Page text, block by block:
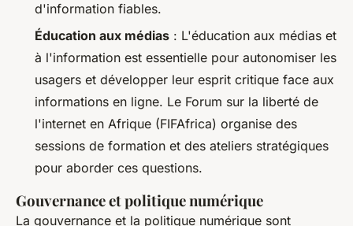
d'information fiables.
Éducation aux médias : L'éducation aux médias et
à l'information est essentielle pour autonomiser les
usagers et développer leur esprit critique face aux
informations en ligne. Le Forum sur la liberté de
l'internet en Afrique (FIFAfrica) organise des
sessions de formation et des ateliers stratégiques
pour aborder ces questions.
Gouvernance et politique numérique
La gouvernance et la politique numérique sont